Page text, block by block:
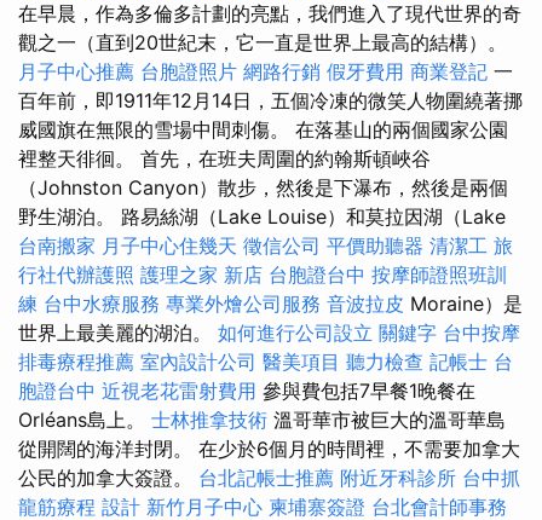
在早晨，作為多倫多計劃的亮點，我們進入了現代世界的奇
觀之一（直到20世紀末，它一直是世界上最高的結構）。
月子中心推薦 台胞證照片 網路行銷 假牙費用 商業登記 一
百年前，即1911年12月14日，五個冷凍的微笑人物圍繞著挪
威國旗在無限的雪場中間刺傷。 在落基山的兩個國家公園
裡整天徘徊。 首先，在班夫周圍的約翰斯頓峽谷
（Johnston Canyon）散步，然後是下瀑布，然後是兩個
野生湖泊。 路易絲湖（Lake Louise）和莫拉因湖（Lake
台南搬家 月子中心住幾天 徵信公司 平價助聽器 清潔工 旅
行社代辦護照 護理之家 新店 台胞證台中 按摩師證照班訓
練 台中水療服務 專業外燴公司服務 音波拉皮 Moraine）是
世界上最美麗的湖泊。 如何進行公司設立 關鍵字 台中按摩
排毒療程推薦 室內設計公司 醫美項目 聽力檢查 記帳士 台
胞證台中 近視老花雷射費用 參與費包括7早餐1晚餐在
Orléans島上。 士林推拿技術 溫哥華市被巨大的溫哥華島
從開闊的海洋封閉。 在少於6個月的時間裡，不需要加拿大
公民的加拿大簽證。 台北記帳士推薦 附近牙科診所 台中抓
龍筋療程 設計 新竹月子中心 柬埔寨簽證 台北會計師事務